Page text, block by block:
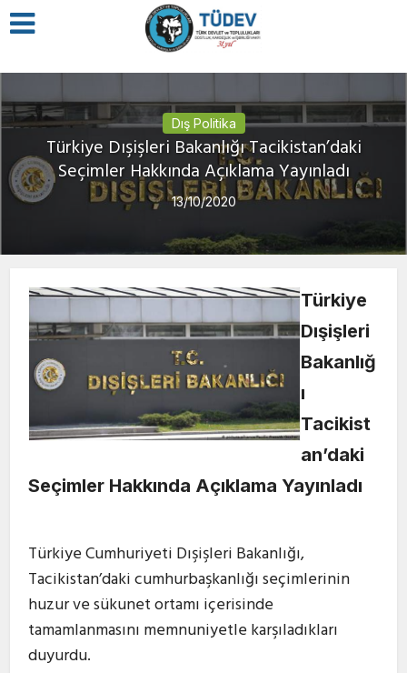
Dış Politika
Türkiye Dışişleri Bakanlığı Tacikistan’daki
Seçimler Hakkında Açıklama Yayınladı
13/10/2020
Türkiye
Dışişleri
Bakanlığ
ı
Tacikist
an’daki
Seçimler Hakkında Açıklama Yayınladı
Türkiye Cumhuriyeti Dışişleri Bakanlığı,
Tacikistan’daki cumhurbaşkanlığı seçimlerinin
huzur ve sükunet ortamı içerisinde
tamamlanmasını memnuniyetle karşıladıkları
duyurdu.